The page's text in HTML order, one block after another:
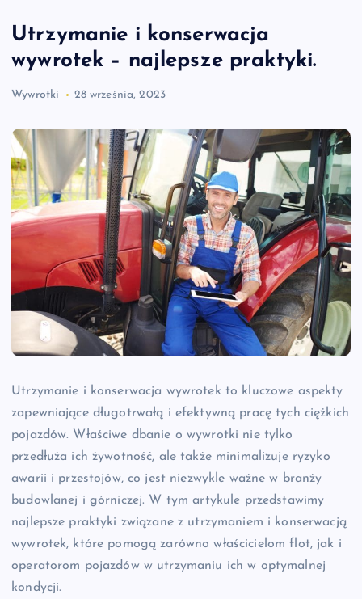
Utrzymanie i konserwacja
wywrotek – najlepsze praktyki.
Wywrotki 28 września, 2023
Utrzymanie i konserwacja wywrotek to kluczowe aspekty
zapewniające długotrwałą i efektywną pracę tych ciężkich
pojazdów. Właściwe dbanie o wywrotki nie tylko
przedłuża ich żywotność, ale także minimalizuje ryzyko
awarii i przestojów, co jest niezwykle ważne w branży
budowlanej i górniczej. W tym artykule przedstawimy
najlepsze praktyki związane z utrzymaniem i konserwacją
wywrotek, które pomogą zarówno właścicielom flot, jak i
operatorom pojazdów w utrzymaniu ich w optymalnej
kondycji.